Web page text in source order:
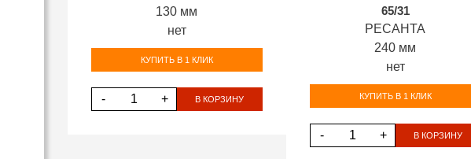
130 мм
нет
КУПИТЬ В 1 КЛИК
- + В КОРЗИНУ
65/31
РЕСАНТА
240 мм
нет
КУПИТЬ В 1 КЛИК
- + В КОРЗИНУ